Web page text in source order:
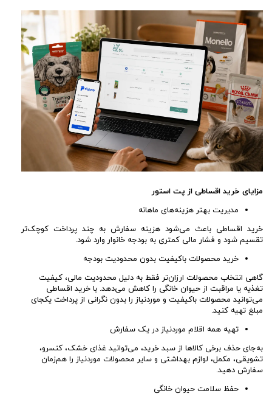
مزایای خرید اقساطی از پت استور
مدیریت بهتر هزینه‌های ماهانه
خرید اقساطی باعث می‌شود هزینه سفارش به چند پرداخت کوچک‌تر
تقسیم شود و فشار مالی کمتری به بودجه خانوار وارد شود.
خرید محصولات باکیفیت بدون محدودیت بودجه
گاهی انتخاب محصولات ارزان‌تر فقط به دلیل محدودیت مالی، کیفیت
تغذیه یا مراقبت از حیوان خانگی را کاهش می‌دهد. با خرید اقساطی
می‌توانید محصولات باکیفیت و موردنیاز را بدون نگرانی از پرداخت یکجای
مبلغ تهیه کنید.
تهیه همه اقلام موردنیاز در یک سفارش
به‌جای حذف برخی کالاها از سبد خرید، می‌توانید غذای خشک، کنسرو،
تشویقی، مکمل، لوازم بهداشتی و سایر محصولات موردنیاز را هم‌زمان
سفارش دهید.
حفظ سلامت حیوان خانگی